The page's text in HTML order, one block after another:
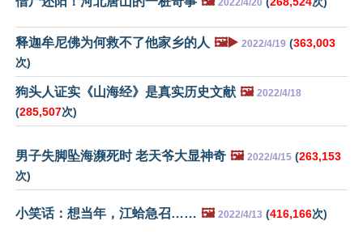
释迦牟尼佛为何救不了他家乡的人 🖼️▶️ 2022/4/19 (363,003
次)
狗头人证实《山海经》是真实历史文献 🖼️ 2022/4/18
(285,507次)
男子失脚坠海濒死时 老天爷大显神奇 🖼️ 2022/4/15 (263,153
次)
小笑话：想当年，江蛤急召…… 🖼️ 2022/4/13 (416,166次)